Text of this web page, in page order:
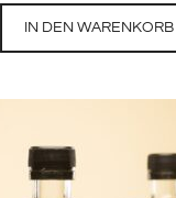
IN DEN WARENKORB